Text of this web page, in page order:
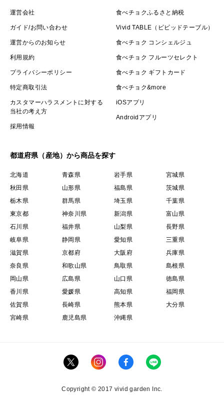
運営会社
ガイド/お問い合わせ
運営からのお知らせ
利用規約
プライバシーポリシー
特定商取引法
カスタマーハラスメントに対する
当社の考え方
採用情報
食べチョクふるさと納税
Vivid TABLE（ビビッドテーブル）
食べチョク コンシェルジュ
食べチョク フルーツセレクト
食べチョク ギフトカード
食べチョク&more
iOSアプリ
Androidアプリ
都道府県（産地）から商品を探す
北海道 青森県 岩手県
宮城県
秋田県
山形県 福島県
茨城県
栃木県
群馬県 埼玉県
千葉県
東京都
神奈川県 新潟県
富山県
石川県
福井県 山梨県
長野県
岐阜県
静岡県 愛知県
三重県
滋賀県
京都府 大阪府
兵庫県
奈良県
和歌山県 鳥取県
島根県
岡山県
広島県 山口県
徳島県
香川県
愛媛県 高知県
福岡県
佐賀県
長崎県 熊本県
大分県
宮崎県
鹿児島県 沖縄県
Copyright © 2017 vivid garden Inc.